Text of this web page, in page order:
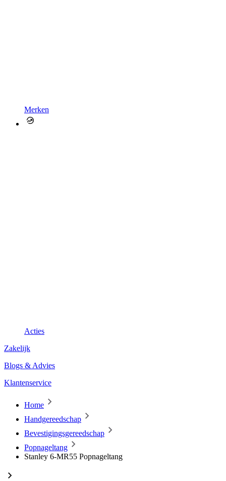
Merken
Acties
Zakelijk
Blogs & Advies
Klantenservice
Home
Handgereedschap
Bevestigingsgereedschap
Popnageltang
Stanley 6-MR55 Popnageltang